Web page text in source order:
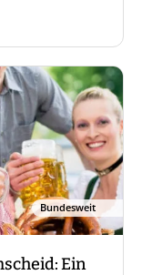
Bundesweit
Ein